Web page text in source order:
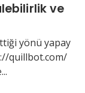
ve
yönü yapay
quillbot.com/